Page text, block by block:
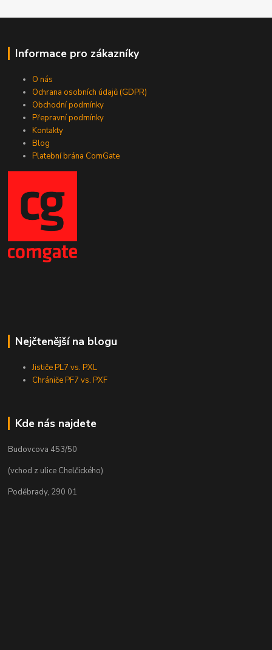
Informace pro zákazníky
O nás
Ochrana osobních údajů (GDPR)
Obchodní podmínky
Přepravní podmínky
Kontakty
Blog
Platební brána ComGate
Nejčtenější na blogu
Jističe PL7 vs. PXL
Chrániče PF7 vs. PXF
Kde nás najdete
Budovcova 453/50
(vchod z ulice Chelčického)
Poděbrady, 290 01